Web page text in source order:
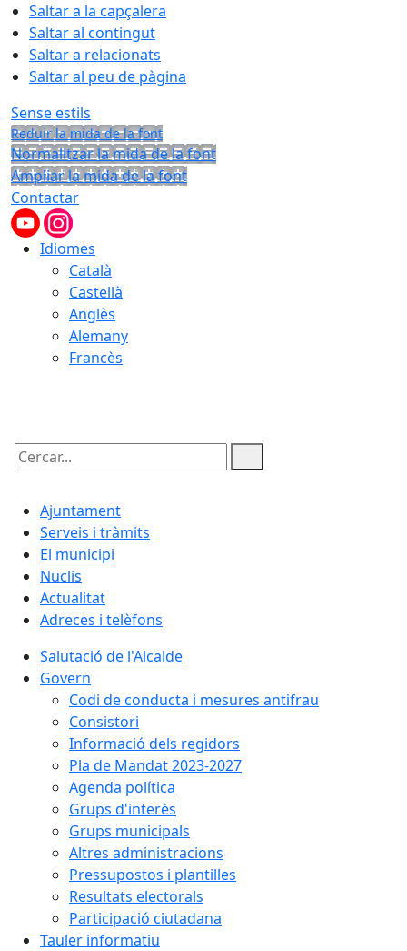
Saltar a la capçalera
Saltar al contingut
Saltar a relacionats
Saltar al peu de pàgina
Sense estils
Reduir la mida de la font
Normalitzar la mida de la font
Ampliar la mida de la font
Contactar
Idiomes
Català
Castellà
Anglès
Alemany
Francès
Cercar:
Ajuntament
Serveis i tràmits
El municipi
Nuclis
Actualitat
Adreces i telèfons
Salutació de l'Alcalde
Govern
Codi de conducta i mesures antifrau
Consistori
Informació dels regidors
Pla de Mandat 2023-2027
Agenda política
Grups d'interès
Grups municipals
Altres administracions
Pressupostos i plantilles
Resultats electorals
Participació ciutadana
Tauler informatiu